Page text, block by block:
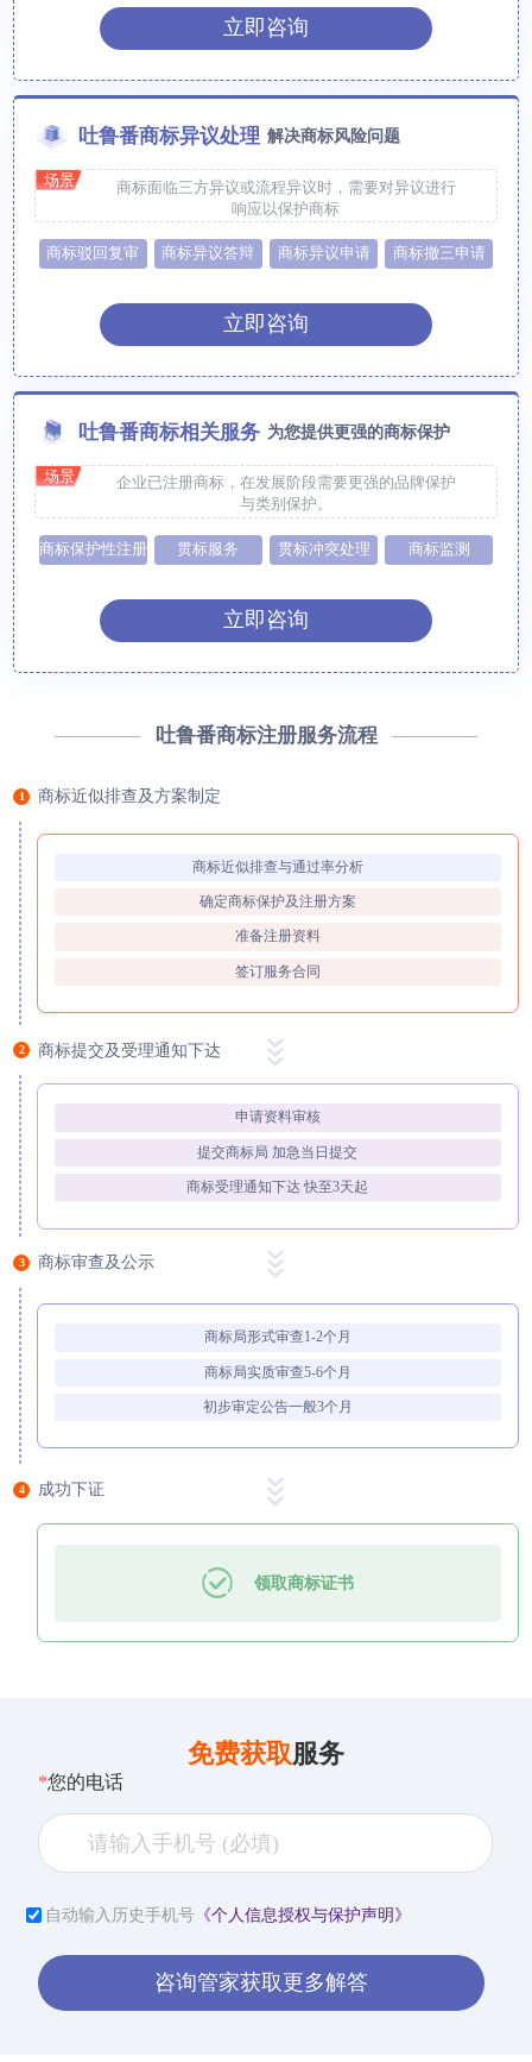
立即咨询
吐鲁番商标异议处理 解决商标风险问题
场景
商标面临三方异议或流程异议时，需要对异议进行
响应以保护商标
商标驳回复审 商标异议答辩 商标异议申请 商标撤三申请
立即咨询
吐鲁番商标相关服务 为您提供更强的商标保护
场景
企业已注册商标，在发展阶段需要更强的品牌保护
与类别保护。
商标保护性注册 贯标服务 贯标冲突处理 商标监测
立即咨询
吐鲁番商标注册服务流程
1 商标近似排查及方案制定
商标近似排查与通过率分析
确定商标保护及注册方案
准备注册资料
签订服务合同
2 商标提交及受理通知下达
申请资料审核
提交商标局 加急当日提交
商标受理通知下达 快至3天起
3 商标审查及公示
商标局形式审查1-2个月
商标局实质审查5-6个月
初步审定公告一般3个月
4 成功下证
领取商标证书
免费获取服务
*您的电话
自动输入历史手机号《个人信息授权与保护声明》
咨询管家获取更多解答